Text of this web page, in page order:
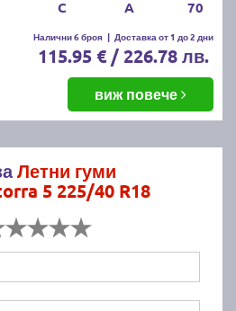
C A 70
Налични 6 броя | Доставка от 1 до 2 дни
115.95 € / 226.78 лв.
виж повече
Летни гуми
5 225/40 R18